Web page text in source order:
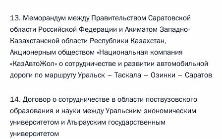
13. Меморандум между Правительством Саратовской
области Российской Федерации и Акиматом Западно-
Казахстанской области Республики Казахстан,
Акционерным обществом «Национальная компания
«КазАвтоЖол» о сотрудничестве и развитии автомобильной
дороги по маршруту Уральск – Таскала – Озинки – Саратов
14. Договор о сотрудничестве в области поствузовского
образования и науки между Уральским экономическим
университетом и Атырауским государственным
университетом